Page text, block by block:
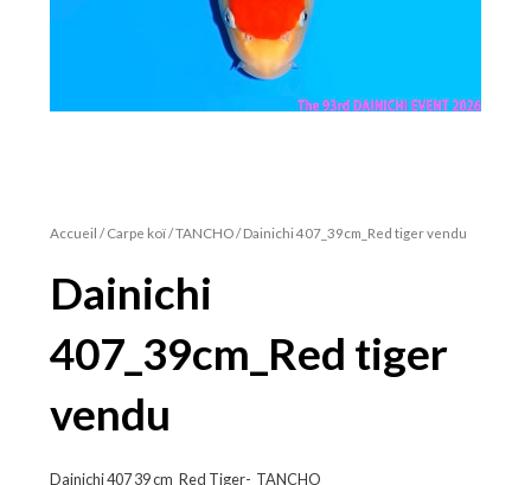
Accueil /Carpe koï/TANCHO/ Dainichi 407_39cm_Red tiger vendu
Dainichi
407_39cm_Red tiger
vendu
Dainichi 407 39 cm_Red Tiger- TANCHO